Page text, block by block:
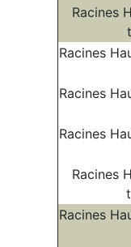
Racines
Racines
Racines
Racines
Racines
Racines